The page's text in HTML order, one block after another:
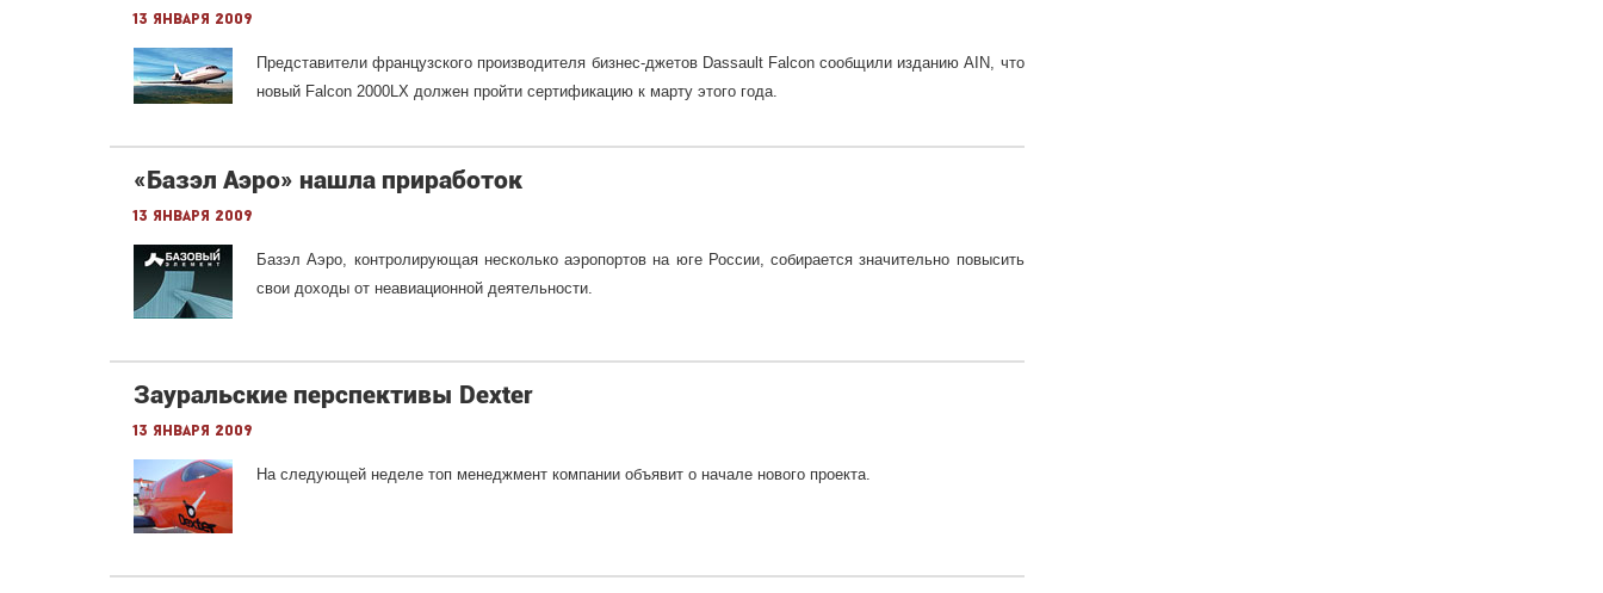
13 января 2009
Представители французского производителя бизнес-джетов Dassault Falcon сообщили изданию AIN, что
новый Falcon 2000LX должен пройти сертификацию к марту этого года.
«Базэл Аэро» нашла приработок
13 января 2009
Базэл Аэро, контролирующая несколько аэропортов на юге России, собирается значительно повысить
свои доходы от неавиационной деятельности.
Зауральские перспективы Dexter
13 января 2009
На следующей неделе топ менеджмент компании объявит о начале нового проекта.